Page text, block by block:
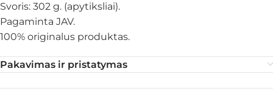
Svoris: 302 g. (apytiksliai).
Pagaminta JAV.
100% originalus produktas.
Pakavimas ir pristatymas